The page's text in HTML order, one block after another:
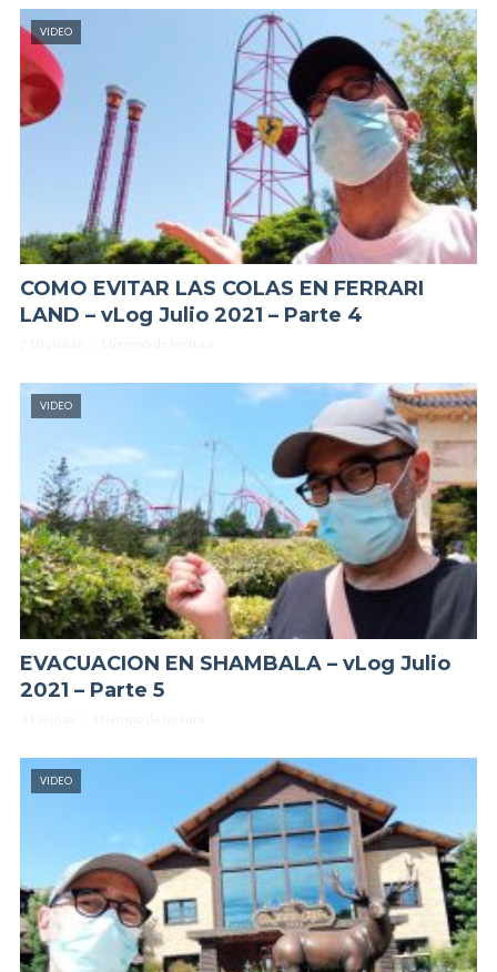
VIDEO
COMO EVITAR LAS COLAS EN FERRARI
LAND – vLog Julio 2021 – Parte 4
VIDEO
EVACUACION EN SHAMBALA – vLog Julio
2021 – Parte 5
VIDEO